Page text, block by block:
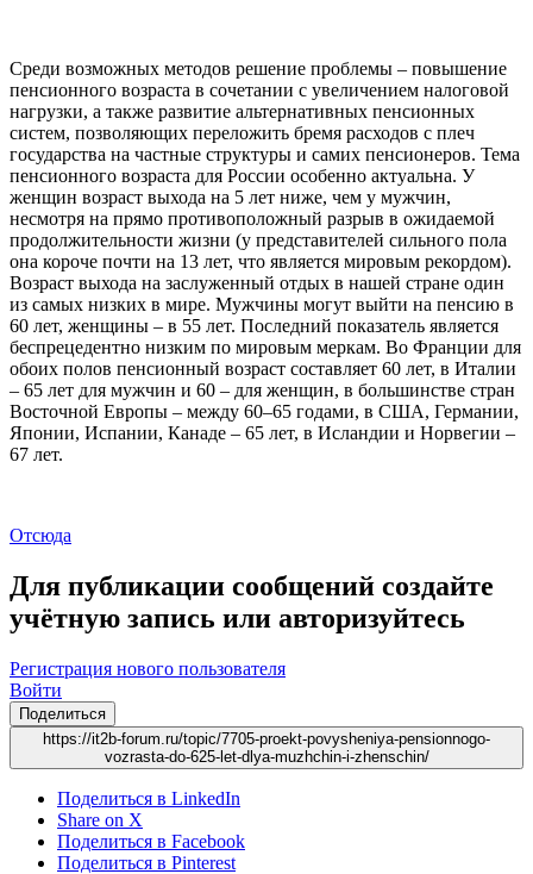
Среди возможных методов решение проблемы – повышение
пенсионного возраста в сочетании с увеличением налоговой
нагрузки, а также развитие альтернативных пенсионных
систем, позволяющих переложить бремя расходов с плеч
государства на частные структуры и самих пенсионеров. Тема
пенсионного возраста для России особенно актуальна. У
женщин возраст выхода на 5 лет ниже, чем у мужчин,
несмотря на прямо противоположный разрыв в ожидаемой
продолжительности жизни (у представителей сильного пола
она короче почти на 13 лет, что является мировым рекордом).
Возраст выхода на заслуженный отдых в нашей стране один
из самых низких в мире. Мужчины могут выйти на пенсию в
60 лет, женщины – в 55 лет. Последний показатель является
беспрецедентно низким по мировым меркам. Во Франции для
обоих полов пенсионный возраст составляет 60 лет, в Италии
– 65 лет для мужчин и 60 – для женщин, в большинстве стран
Восточной Европы – между 60–65 годами, в США, Германии,
Японии, Испании, Канаде – 65 лет, в Исландии и Норвегии –
67 лет.
Отсюда
Для публикации сообщений создайте
учётную запись или авторизуйтесь
Регистрация нового пользователя
Войти
Поделиться
https://it2b-forum.ru/topic/7705-proekt-povysheniya-pensionnogo-
vozrasta-do-625-let-dlya-muzhchin-i-zhenschin/
Поделиться в LinkedIn
Share on X
Поделиться в Facebook
Поделиться в Pinterest